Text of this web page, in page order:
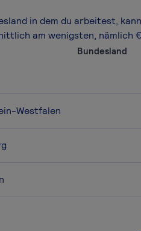
in dem du arbeitest,
am wenigsten, nämlich
Bundesland
Westfalen